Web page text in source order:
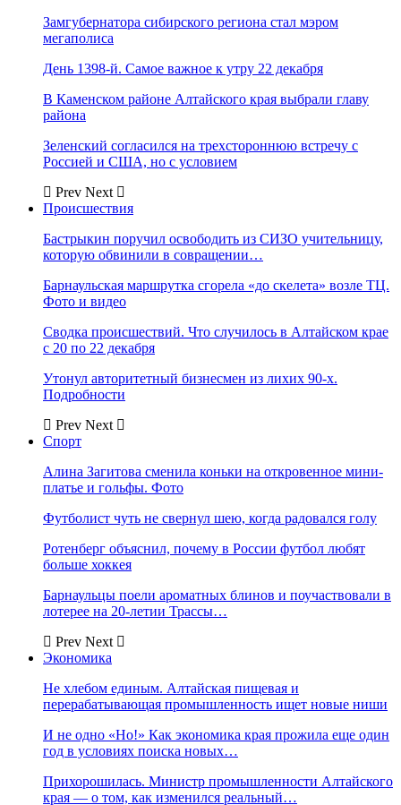
Замгубернатора сибирского региона стал мэром
мегаполиса
День 1398-й. Самое важное к утру 22 декабря
В Каменском районе Алтайского края выбрали главу
района
Зеленский согласился на трехстороннюю встречу с
Россией и США, но с условием
Prev Next
Происшествия
Бастрыкин поручил освободить из СИЗО учительницу,
которую обвинили в совращении…
Барнаульская маршрутка сгорела «до скелета» возле ТЦ.
Фото и видео
Сводка происшествий. Что случилось в Алтайском крае
с 20 по 22 декабря
Утонул авторитетный бизнесмен из лихих 90-х.
Подробности
Prev Next
Спорт
Алина Загитова сменила коньки на откровенное мини-
платье и гольфы. Фото
Футболист чуть не свернул шею, когда радовался голу
Ротенберг объяснил, почему в России футбол любят
больше хоккея
Барнаульцы поели ароматных блинов и поучаствовали в
лотерее на 20-летии Трассы…
Prev Next
Экономика
Не хлебом единым. Алтайская пищевая и
перерабатывающая промышленность ищет новые ниши
И не одно «Но!» Как экономика края прожила еще один
год в условиях поиска новых…
Прихорошилась. Министр промышленности Алтайского
края — о том, как изменился реальный…